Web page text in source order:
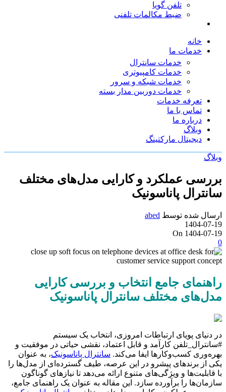
تلفن گویا
ضبط مکالمات تلفنی
خانه
خدمات ما
خدمات سانترال
خدمات کامپیوتری
خدمات شبکه و سرور
خدمات دوربین مدار بسته
تعرفه خدمات
تماس با ما
درباره ما
وبلاگ
دیجیتال مارکتینگ
وبلاگ
بررسی عملکرد و کارایی مدل‌های مختلف
سانترال پاناسونیک
ارسال شده توسط abed
1404-07-19
On 1404-07-19
0
راهنمای جامع انتخاب و بررسی کارایی
مدل‌های مختلف سانترال پاناسونیک
در دنیای پویای ارتباطات امروزی، انتخاب یک سیستم
#سانترال_تلفن کارآمد و قابل اعتماد، نقشی حیاتی در موفقیت و
بهره‌وری کسب‌وکارها ایفا می‌کند. سانترال پاناسونیک، به عنوان
یکی از برندهای پیشرو در این عرصه، طیف گسترده‌ای از مدل‌ها را
با قابلیت‌ها و ویژگی‌های متنوع ارائه می‌دهد تا نیازهای گوناگون
سازمان‌ها را برآورده سازد. این مقاله به عنوان یک راهنمای جامع،